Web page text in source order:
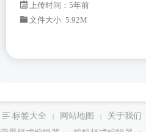
上传时间：5年前
文件大小: 5.92M
标签大全 网站地图 关于我们